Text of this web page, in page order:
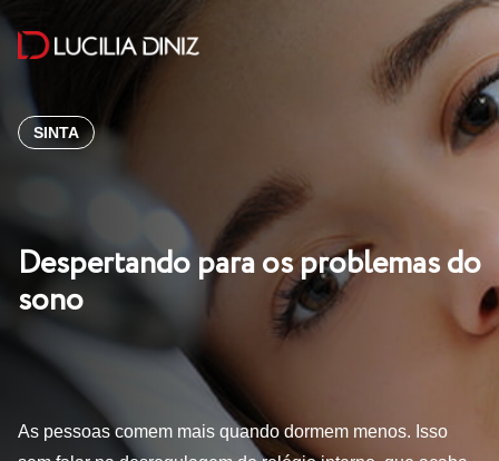
SINTA
Despertando para os problemas do
sono
As pessoas comem mais quando dormem menos. Isso